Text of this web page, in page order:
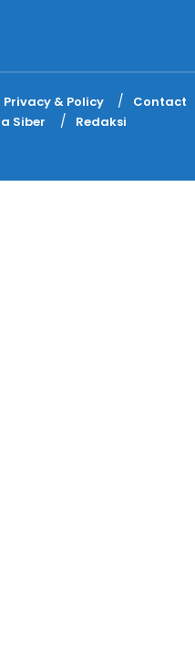
Privacy & Policy
Contact
Siber
Redaksi